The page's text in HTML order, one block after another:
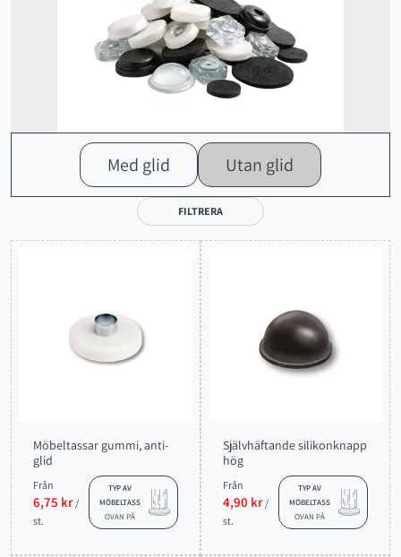
Med glid Utan glid
FILTRERA
Möbeltassar gummi, anti-
glid
Från
6,75 kr /
st.
TYP AV
MÖBELTASS
OVAN PÅ
Självhäftande silikonknapp
hög
Från
4,90 kr /
st.
TYP AV
MÖBELTASS
OVAN PÅ